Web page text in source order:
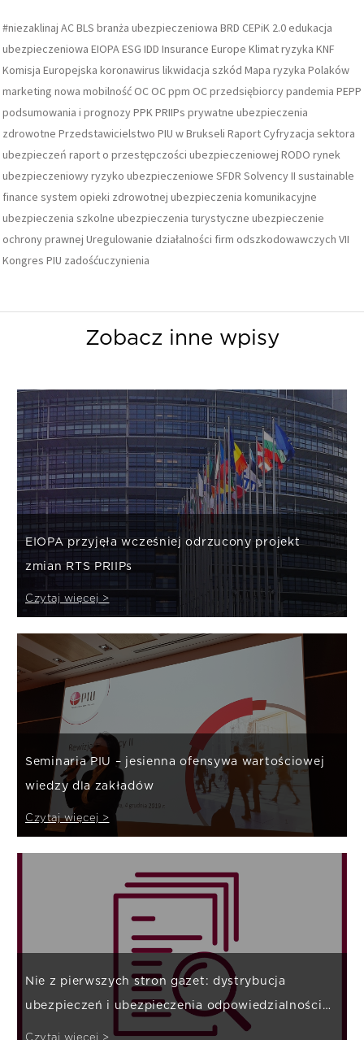
#niezaklinaj ACBLS branża ubezpieczeniowa BRD CEPiK 2.0 edukacja
ubezpieczeniowa EIOPAESG IDD Insurance Europe Klimat ryzyka KNF
Komisja Europejska koronawirus likwidacja szkód Mapa ryzyka Polaków
marketing nowa mobilność OC OC ppm OC przedsiębiorcypandemia PEPP
podsumowania i prognozyPPKPRIIPs prywatne ubezpieczenia
zdrowotne Przedstawicielstwo PIU w Brukseli Raport Cyfryzacja sektora
ubezpieczeń raport o przestępczości ubezpieczeniowej RODO rynek
ubezpieczeniowyryzyko ubezpieczeniowe SFDR Solvency II sustainable
finance system opieki zdrowotnej ubezpieczenia komunikacyjne
ubezpieczenia szkolne ubezpieczenia turystyczne ubezpieczenie
ochrony prawnej Uregulowanie działalności firm odszkodowawczych VII
Kongres PIU zadośćuczynienia
Zobacz inne wpisy
EIOPA przyjęła wcześniej odrzucony projekt
zmian RTS PRIIPs
Czytaj więcej >
Seminaria PIU – jesienna ofensywa wartościowej
wiedzy dla zakładów
Czytaj więcej >
Nie z pierwszych stron gazet: dystrybucja
ubezpieczeń i ubezpieczenia odpowiedzialności
cywilnej